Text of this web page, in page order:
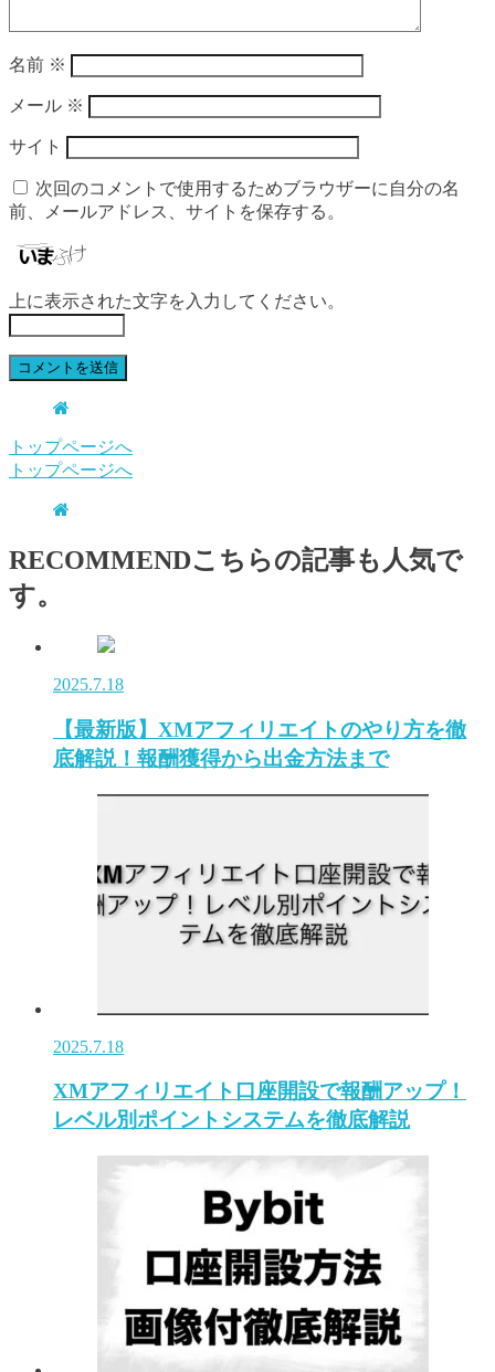
名前 ※
メール ※
サイト
次回のコメントで使用するためブラウザーに自分の名
前、メールアドレス、サイトを保存する。
上に表示された文字を入力してください。
トップページへ
トップページへ
RECOMMENDこちらの記事も人気で
す。
2025.7.18
【最新版】XMアフィリエイトのやり方を徹
底解説！報酬獲得から出金方法まで
2025.7.18
XMアフィリエイト口座開設で報酬アップ！
レベル別ポイントシステムを徹底解説